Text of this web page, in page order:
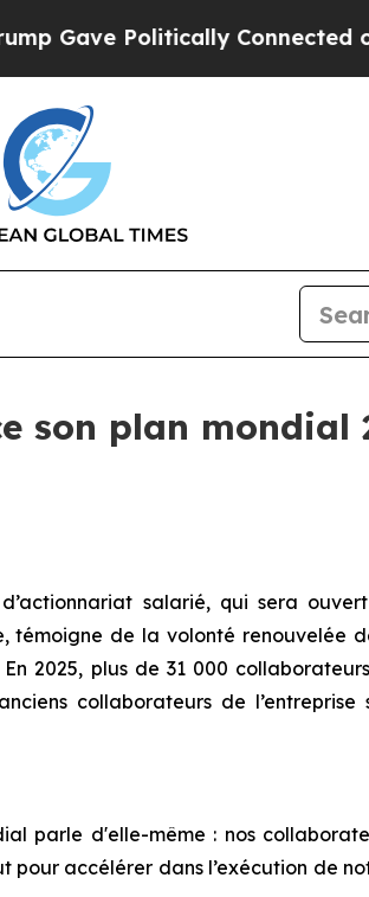
Connected oil
son plan mondial
salarié, qui sera
témoigne de la volonté renouvelée
2025, plus de 31 000
collaborateurs de
parle d'elle-même : nos
pour accélérer dans l’exécution de